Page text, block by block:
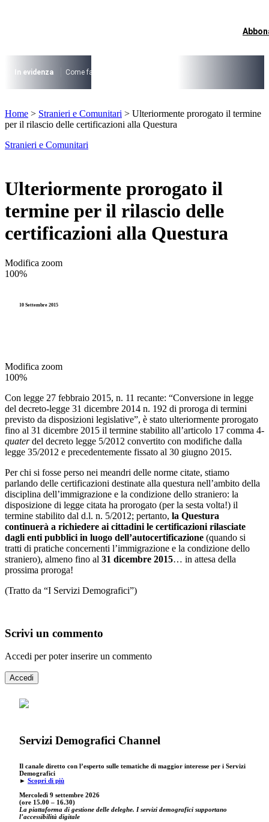
I più cercati
Lorem ipsum dolor sit amet consectetur
Lorem ipsum dolor sit amet consectetur
In evidenza Come fare per …
Lorem ipsum dolor sit amet consectetur
Home > Stranieri e Comunitari > Ulteriormente prorogato il termine
per il rilascio delle certificazioni alla Questura
Stranieri e Comunitari
Ulteriormente prorogato il
termine per il rilascio delle
certificazioni alla Questura
Modifica zoom
100%
10 Settembre 2015
Modifica zoom
100%
Con legge 27 febbraio 2015, n. 11 recante: “Conversione in legge
del decreto-legge 31 dicembre 2014 n. 192 di proroga di termini
previsto da disposizioni legislative”, è stato ulteriormente prorogato
fino al 31 dicembre 2015 il termine stabilito all’articolo 17 comma 4-
quaterdel decreto legge 5/2012 convertito con modifiche dalla
legge 35/2012 e precedentemente fissato al 30 giugno 2015.
Per chi si fosse perso nei meandri delle norme citate, stiamo
parlando delle certificazioni destinate alla questura nell’ambito della
disciplina dell’immigrazione e la condizione dello straniero: la
disposizione di legge citata ha prorogato (per la sesta volta!) il
termine stabilito dal d.l. n. 5/2012; pertanto, la Questura
continuerà a richiedere ai cittadini le certificazioni rilasciate
dagli enti pubblici in luogo dell’autocertificazione (quando si
tratti di pratiche concernenti l’immigrazione e la condizione dello
straniero), almeno fino al 31 dicembre 2015… in attesa della
prossima proroga!
(Tratto da “I Servizi Demografici”)
Scrivi un commento
Accedi per poter inserire un commento
Accedi
Servizi Demografici Channel
Il canale diretto con l’esperto sulle tematiche di maggior interesse per i Servizi
Demografici
► Scopri di più
Mercoledì 9 settembre 2026
(ore 15.00 – 16.30)
La piattaforma di gestione delle deleghe. I servizi demografici supportano
l’accessibilità digitale